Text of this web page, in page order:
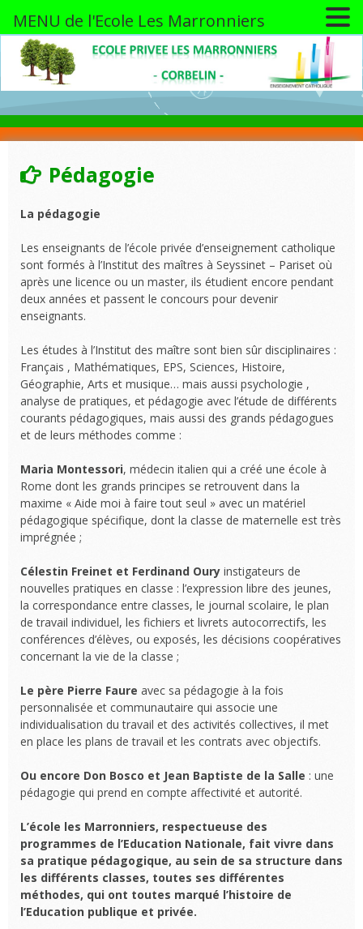
content
Pédagogie
La pédagogie
Les enseignants de l’école privée d’enseignement catholique
sont formés à l’Institut des maîtres à Seyssinet – Pariset où
après une licence ou un master, ils étudient encore pendant
deux années et passent le concours pour devenir
enseignants.
Les études à l’Institut des maître sont bien sûr disciplinaires :
Français , Mathématiques, EPS, Sciences, Histoire,
Géographie, Arts et musique… mais aussi psychologie ,
analyse de pratiques, et pédagogie avec l’étude de différents
courants pédagogiques, mais aussi des grands pédagogues
et de leurs méthodes comme :
Maria Montessori, médecin italien qui a créé une école à
Rome dont les grands principes se retrouvent dans la
maxime « Aide moi à faire tout seul » avec un matériel
pédagogique spécifique, dont la classe de maternelle est très
imprégnée ;
Célestin Freinet et Ferdinand Oury instigateurs de
nouvelles pratiques en classe : l’expression libre des jeunes,
la correspondance entre classes, le journal scolaire, le plan
de travail individuel, les fichiers et livrets autocorrectifs, les
conférences d’élèves, ou exposés, les décisions coopératives
concernant la vie de la classe ;
Le père Pierre Faure avec sa pédagogie à la fois
personnalisée et communautaire qui associe une
individualisation du travail et des activités collectives, il met
en place les plans de travail et les contrats avec objectifs.
Ou encore Don Bosco et Jean Baptiste de la Salle : une
pédagogie qui prend en compte affectivité et autorité.
L’école les Marronniers, respectueuse des
programmes de l’Education Nationale, fait vivre dans
sa pratique pédagogique, au sein de sa structure dans
les différents classes, toutes ses différentes
méthodes, qui ont toutes marqué l’histoire de
l’Education publique et privée.
MENU de l'Ecole Les Marronniers